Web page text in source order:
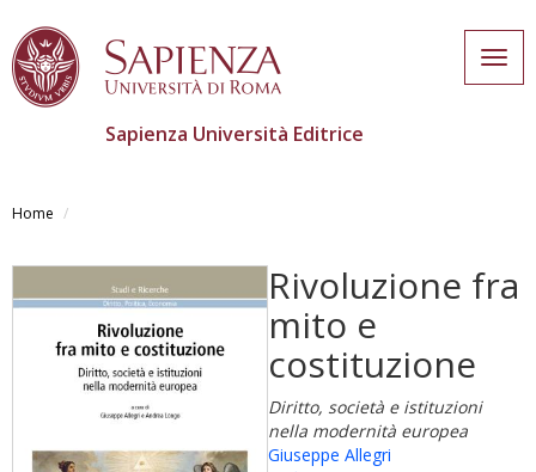
contenuto
Sapienza Università Editrice
Home
Rivoluzione fra
mito e
costituzione
Diritto, società e istituzioni
nella modernità europea
Giuseppe Allegri